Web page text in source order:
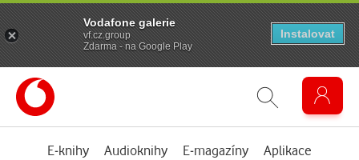
E-knihy Audioknihy E-magazíny Aplikace
Vodafone galerie
vf.cz.group
Zdarma - na Google Play
Instalovat